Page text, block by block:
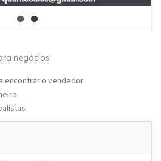
negócios
encontrar o vendedor